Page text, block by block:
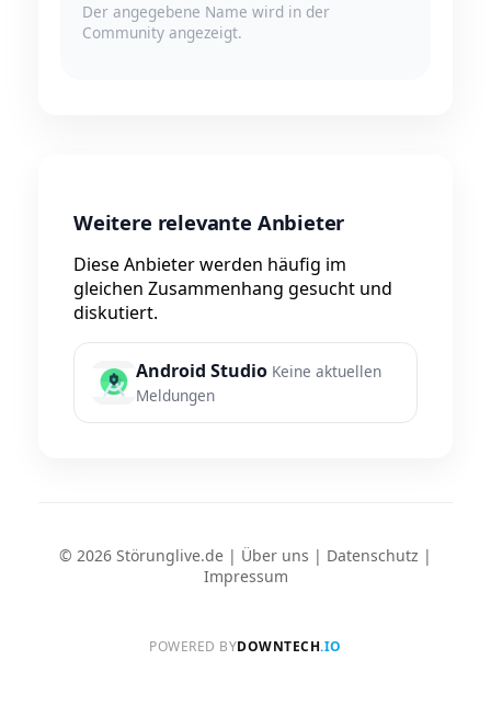
Der angegebene Name wird in der
Community angezeigt.
Weitere relevante Anbieter
Diese Anbieter werden häufig im
gleichen Zusammenhang gesucht und
diskutiert.
Android Studio Keine aktuellen
Meldungen
© 2026 Störunglive.de | Über uns | Datenschutz |
Impressum
POWERED BYDOWNTECH.IO